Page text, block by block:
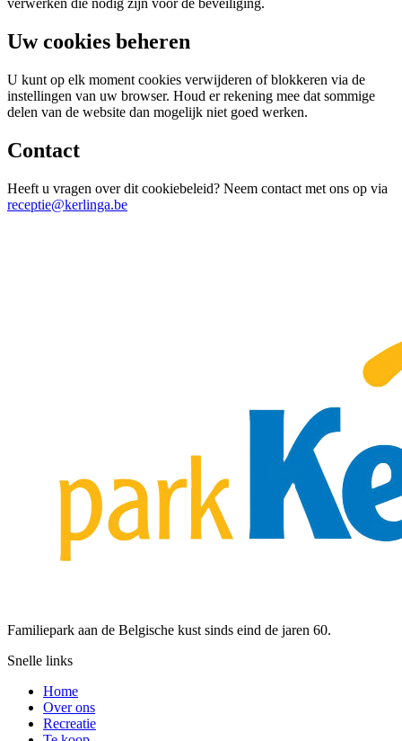
verwerken die nodig zijn voor de beveiliging.
Uw cookies beheren
U kunt op elk moment cookies verwijderen of blokkeren via de
instellingen van uw browser. Houd er rekening mee dat sommige
delen van de website dan mogelijk niet goed werken.
Contact
Heeft u vragen over dit cookiebeleid? Neem contact met ons op via
receptie@kerlinga.be
Familiepark aan de Belgische kust sinds eind de jaren 60.
Snelle links
Home
Over ons
Recreatie